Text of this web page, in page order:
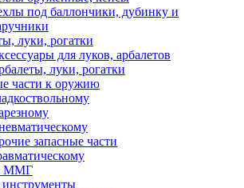
под баллончики, дубинку и
луки, рогатки
для луков, арбалетов
луки, рогатки
части к оружию
запасные части
ММГ